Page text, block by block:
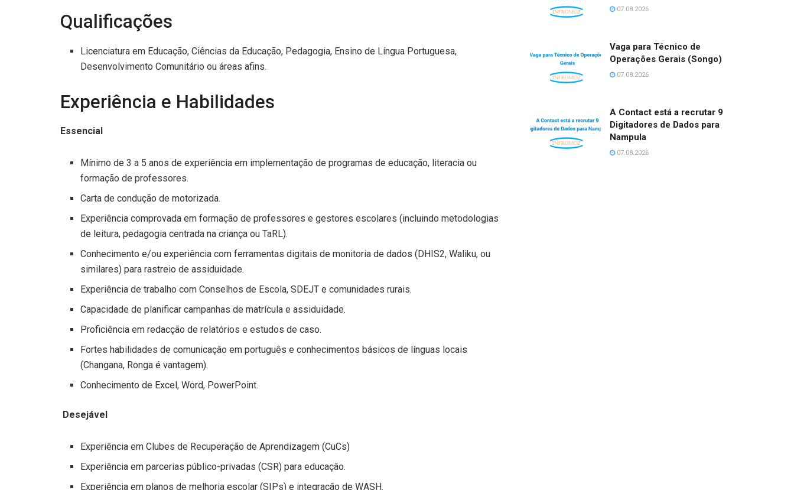
Qualificações
Licenciatura em Educação, Ciências da Educação, Pedagogia, Ensino de Língua Portuguesa,
Desenvolvimento Comunitário ou áreas afins.
Experiência e Habilidades
Essencial
Mínimo de 3 a 5 anos de experiência em implementação de programas de educação, literacia ou
formação de professores.
Carta de condução de motorizada.
Experiência comprovada em formação de professores e gestores escolares (incluindo metodologias
de leitura, pedagogia centrada na criança ou TaRL).
Conhecimento e/ou experiência com ferramentas digitais de monitoria de dados (DHIS2, Waliku, ou
similares) para rastreio de assiduidade.
Experiência de trabalho com Conselhos de Escola, SDEJT e comunidades rurais.
Capacidade de planificar campanhas de matrícula e assiduidade.
Proficiência em redacção de relatórios e estudos de caso.
Fortes habilidades de comunicação em português e conhecimentos básicos de línguas locais
(Changana, Ronga é vantagem).
Conhecimento de Excel, Word, PowerPoint.
Desejável
Experiência em Clubes de Recuperação de Aprendizagem (CuCs)
Experiência em parcerias público-privadas (CSR) para educação.
Experiência em planos de melhoria escolar (SIPs) e integração de WASH.
07.08.2026
Vaga para Técnico de
Operações Gerais (Songo)
07.08.2026
A Contact está a recrutar 9
Digitadores de Dados para
Nampula
07.08.2026